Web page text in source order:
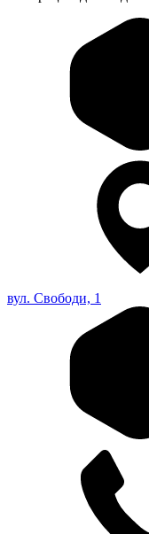
вул. Свободи, 1